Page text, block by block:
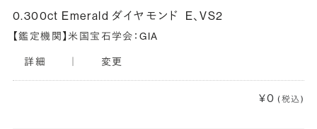
0.300ct Emerald ダイヤモンド E、VS2
【鑑定機関】米国宝石学会：GIA
詳細 変更
¥0 (税込)